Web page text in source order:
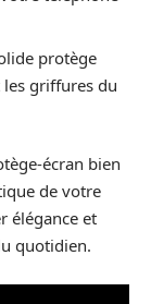
protège
les griffures du
écran bien
de votre
élégance et
quotidien.